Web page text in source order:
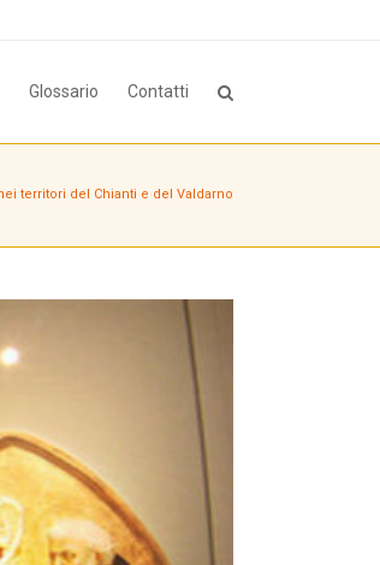
Glossario Contatti
territori del Chianti e del Valdarno